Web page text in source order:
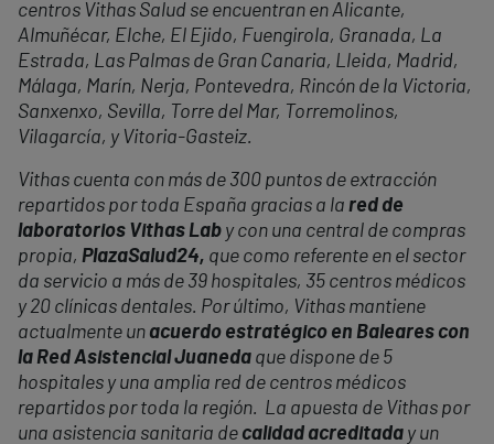
centros Vithas Salud se encuentran en Alicante,
Almuñécar, Elche, El Ejido, Fuengirola, Granada, La
Estrada, Las Palmas de Gran Canaria, Lleida, Madrid,
Málaga, Marín, Nerja, Pontevedra, Rincón de la Victoria,
Sanxenxo, Sevilla, Torre del Mar, Torremolinos,
Vilagarcía, y Vitoria-Gasteiz.
Vithas cuenta con más de 300 puntos de extracción
repartidos por toda España gracias a la red de
laboratorios Vithas Lab y con una central de compras
propia, PlazaSalud24, que como referente en el sector
da servicio a más de 39 hospitales, 35 centros médicos
y 20 clínicas dentales. Por último, Vithas mantiene
actualmente un acuerdo estratégico en Baleares con
la Red Asistencial Juaneda que dispone de 5
hospitales y una amplia red de centros médicos
repartidos por toda la región. La apuesta de Vithas por
una asistencia sanitaria de calidad acreditada y un